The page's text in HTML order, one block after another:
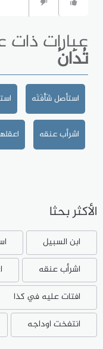
عبارات
تُدَانُ
استأصل شَأْفَتَه
اشرأب عنقه
الأكثر بحثا
ابن السبيل
اشرأب عنقه
افتات عليه في كذا
انتفخت اوداجه